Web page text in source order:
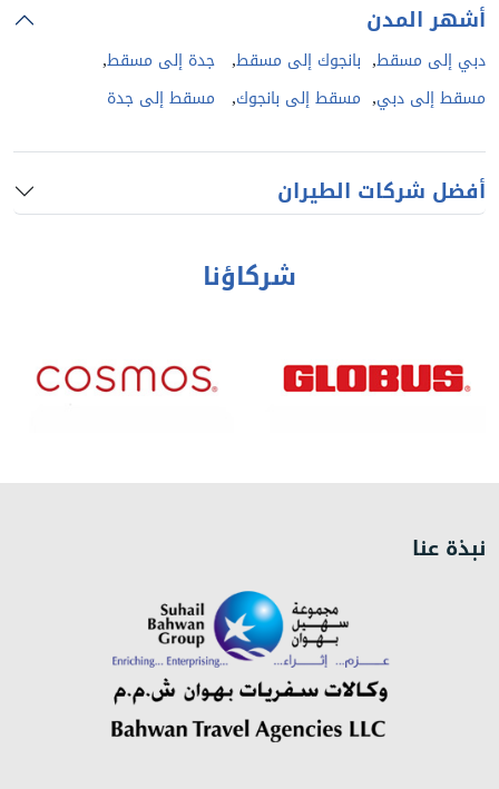
أشهر المدن
دبي إلى مسقط, بانجوك إلى مسقط, جدة إلى مسقط,
مسقط إلى دبي, مسقط إلى بانجوك, مسقط إلى جدة
أفضل شركات الطيران
شركاؤنا
نبذة عنا